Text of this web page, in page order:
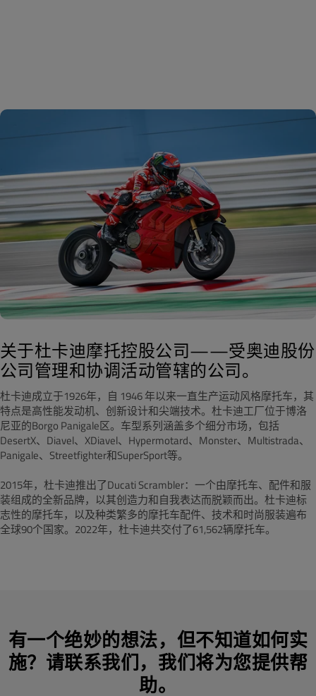
关于杜卡迪摩托控股公司——受奥迪股份
公司管理和协调活动管辖的公司。
杜卡迪成立于1926年，自 1946 年以来一直生产运动风格摩托车，其
特点是高性能发动机、创新设计和尖端技术。杜卡迪工厂位于博洛
尼亚的Borgo Panigale区。车型系列涵盖多个细分市场，包括
DesertX、Diavel、XDiavel、Hypermotard、Monster、Multistrada、
Panigale、Streetfighter和SuperSport等。
2015年，杜卡迪推出了Ducati Scrambler：一个由摩托车、配件和服
装组成的全新品牌，以其创造力和自我表达而脱颖而出。杜卡迪标
志性的摩托车，以及种类繁多的摩托车配件、技术和时尚服装遍布
全球90个国家。2022年，杜卡迪共交付了61,562辆摩托车。
有一个绝妙的想法，但不知道如何实
施？请联系我们，我们将为您提供帮
助。